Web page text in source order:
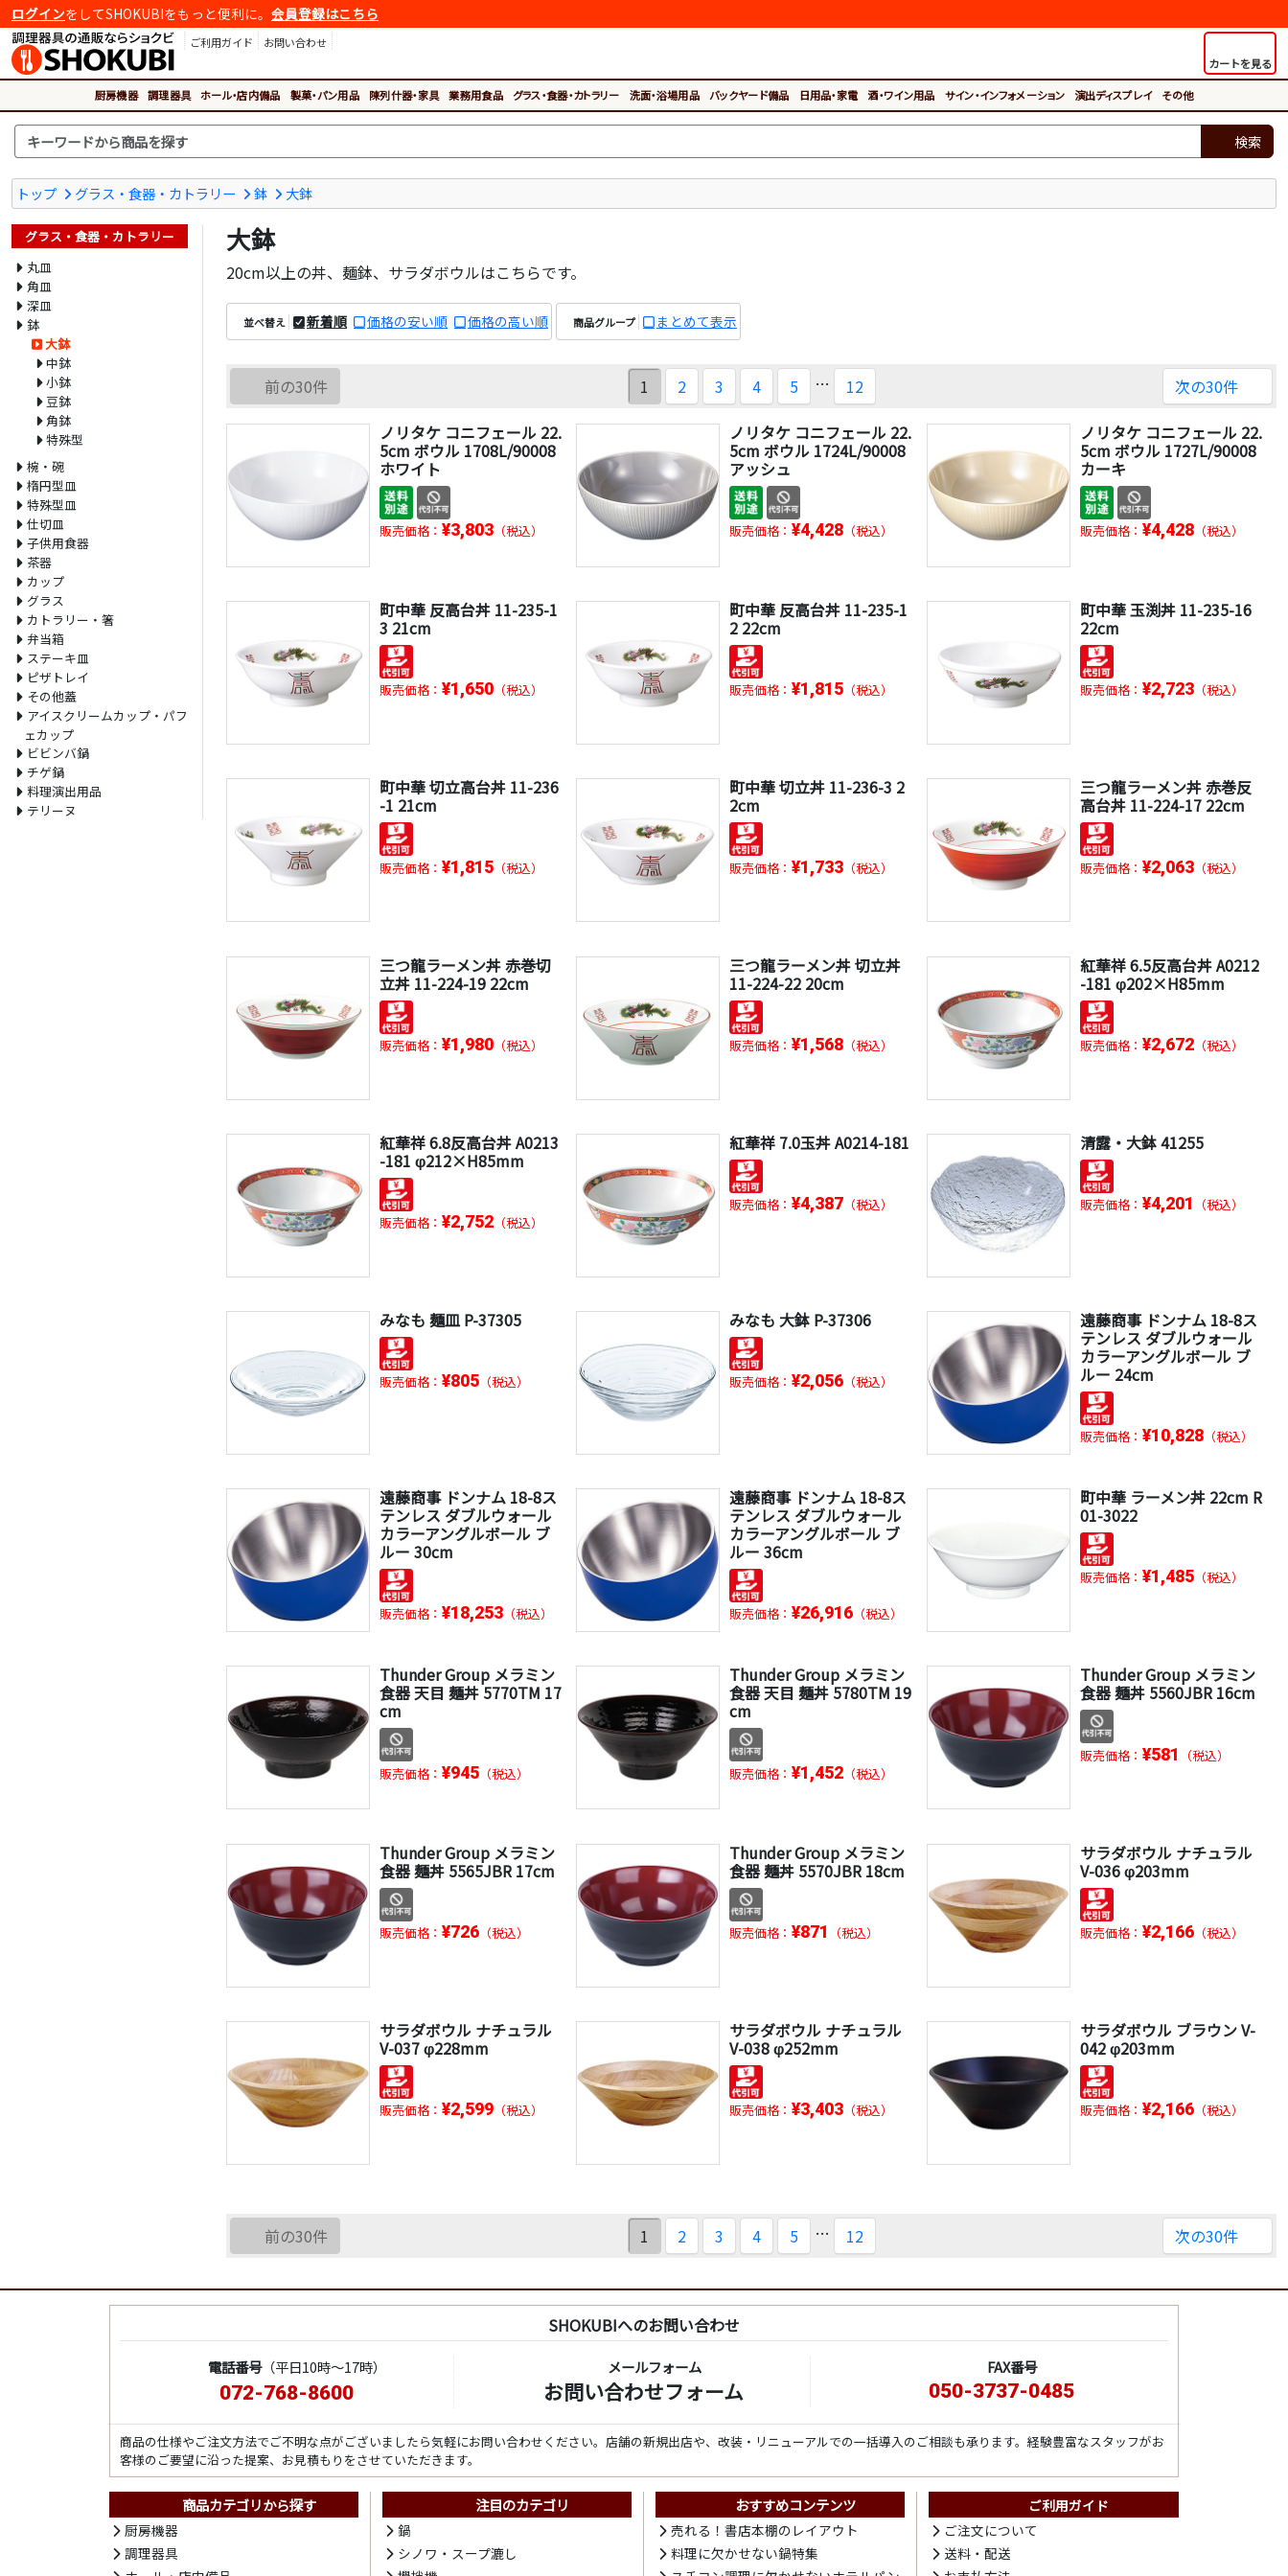
ログインをしてSHOKUBIをもっと便利に。 会員登録はこちら
ご利用ガイド
お問い合わせ
カートを見る
厨房機器 調理器具 ホール・店内備品 製菓・パン用品 陳列什器・家具 業務用食品 グラス・食器・カトラリー 洗面・浴場用品 バックヤード備品 日用品・家電 酒・ワイン用品 サイン・インフォメーション 演出ディスプレイ その他
検索
トップ グラス・食器・カトラリー 鉢 大鉢
大鉢
20cm以上の丼、麺鉢、サラダボウルはこちらです。
並べ替え 新着順 価格の安い順 価格の高い順 商品グループ まとめて表示
前の30件 1 2 3 4 5 … 12
次の30件
ノリタケ コニフェール 22.
5cm ボウル 1708L/90008
ホワイト
販売価格： ¥3,803 （税込）
ノリタケ コニフェール 22.
5cm ボウル 1724L/90008
アッシュ
販売価格：¥4,428 （税込）
ノリタケ コニフェール 22.
5cm ボウル 1727L/90008
カーキ
販売価格： ¥4,428（税込）
町中華 反高台丼 11-235-1
3 21cm
販売価格： ¥1,650 （税込）
町中華 反高台丼 11-235-1
2 22cm
販売価格：¥1,815 （税込）
町中華 玉渕丼 11-235-16
22cm
販売価格： ¥2,723（税込）
町中華 切立高台丼 11-236
-1 21cm
販売価格： ¥1,815 （税込）
町中華 切立丼 11-236-3 2
2cm
販売価格：¥1,733 （税込）
三つ龍ラーメン丼 赤巻反
高台丼 11-224-17 22cm
販売価格： ¥2,063（税込）
三つ龍ラーメン丼 赤巻切
立丼 11-224-19 22cm
販売価格： ¥1,980 （税込）
三つ龍ラーメン丼 切立丼
11-224-22 20cm
販売価格：¥1,568 （税込）
紅華祥 6.5反高台丼 A0212
-181 φ202×H85mm
販売価格： ¥2,672（税込）
紅華祥 6.8反高台丼 A0213
-181 φ212×H85mm
販売価格： ¥2,752 （税込）
紅華祥 7.0玉丼 A0214-181
販売価格：¥4,387 （税込）
清露・大鉢 41255
販売価格： ¥4,201 （税込）
みなも 麺皿 P-37305
販売価格： ¥805 （税込）
みなも 大鉢 P-37306
販売価格：¥2,056 （税込）
遠藤商事 ドンナム 18-8ス
テンレス ダブルウォール
カラーアングルボール ブ
ルー 24cm
販売価格： ¥10,828（税込）
遠藤商事 ドンナム 18-8ス
テンレス ダブルウォール
カラーアングルボール ブ
ルー 30cm
販売価格： ¥18,253 （税込）
遠藤商事 ドンナム 18-8ス
テンレス ダブルウォール
カラーアングルボール ブ
ルー 36cm
販売価格：¥26,916 （税込）
町中華 ラーメン丼 22cm R
01-3022
販売価格： ¥1,485（税込）
Thunder Group メラミン
食器 天目 麺丼 5770TM 17
cm
販売価格： ¥945 （税込）
Thunder Group メラミン
食器 天目 麺丼 5780TM 19
cm
販売価格：¥1,452 （税込）
Thunder Group メラミン
食器 麺丼 5560JBR 16cm
販売価格： ¥581 （税込）
Thunder Group メラミン
食器 麺丼 5565JBR 17cm
販売価格： ¥726 （税込）
Thunder Group メラミン
食器 麺丼 5570JBR 18cm
販売価格：¥871 （税込）
サラダボウル ナチュラル
V-036 φ203mm
販売価格： ¥2,166（税込）
サラダボウル ナチュラル
V-037 φ228mm
販売価格： ¥2,599 （税込）
サラダボウル ナチュラル
V-038 φ252mm
販売価格：¥3,403 （税込）
サラダボウル ブラウン V-
042 φ203mm
販売価格： ¥2,166（税込）
前の30件 1 2 3 4 5 … 12 次の30件
グラス・食器・カトラリー
丸皿
角皿
深皿
鉢
大鉢
中鉢
小鉢
豆鉢
角鉢
特殊型
椀・碗
楕円型皿
特殊型皿
仕切皿
子供用食器
茶器
カップ
グラス
カトラリー・箸
弁当箱
ステーキ皿
ピザトレイ
その他蓋
アイスクリームカップ・パフ
ェカップ
ビビンバ鍋
チゲ鍋
料理演出用品
テリーヌ
SHOKUBIへのお問い合わせ
電話番号（平日10時～17時）
072-768-8600
メールフォーム
お問い合わせフォーム
FAX番号
050-3737-0485
商品の仕様やご注文方法でご不明な点がございましたら気軽にお問い合わせください。店舗の新規出店や、改装・リニューアルでの一括導入のご相談も承ります。経験豊富なスタッフがお
客様のご要望に沿った提案、お見積もりをさせていただきます。
商品カテゴリから探す
厨房機器
調理器具
注目のカテゴリ
鍋
シノワ・スープ漉し
おすすめコンテンツ
売れる！書店本棚のレイアウト
料理に欠かせない鍋特集
ご利用ガイド
ご注文について
送料・配送